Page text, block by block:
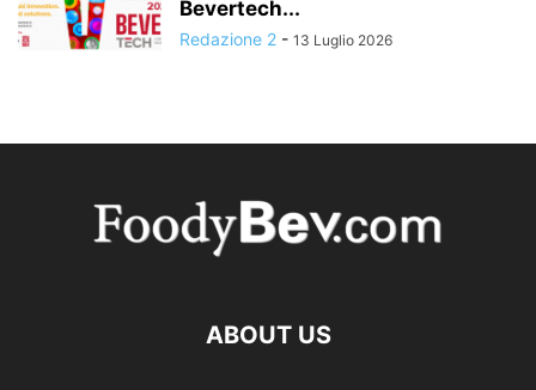
Bevertech...
Redazione 2 - 13 Luglio 2026
ABOUT US